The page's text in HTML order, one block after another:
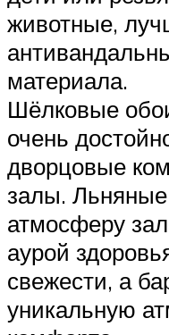
животные,
материала.
Шёлковые
очень
дворцовые
залы.
атмосферу
аурой
свежести, а
уникальную